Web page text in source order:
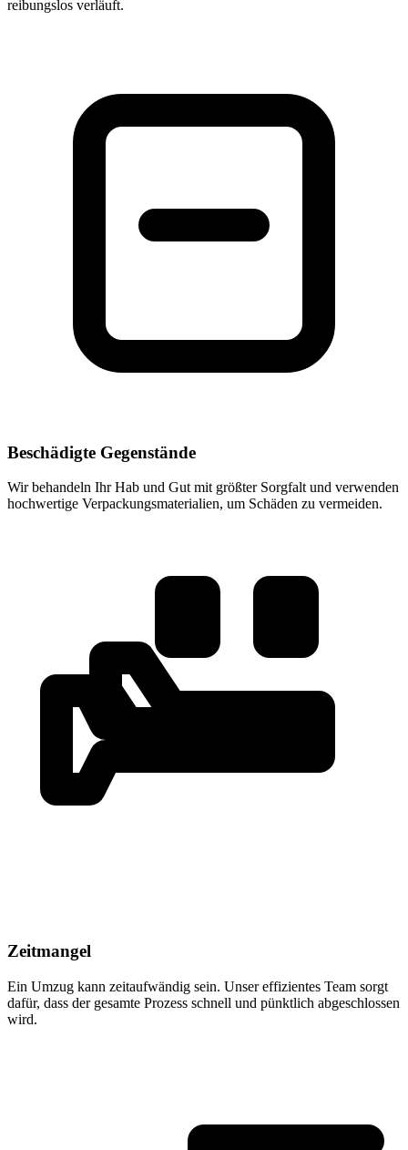
reibungslos verläuft.
Beschädigte Gegenstände
Wir behandeln Ihr Hab und Gut mit größter Sorgfalt und verwenden
hochwertige Verpackungsmaterialien, um Schäden zu vermeiden.
Zeitmangel
Ein Umzug kann zeitaufwändig sein. Unser effizientes Team sorgt
dafür, dass der gesamte Prozess schnell und pünktlich abgeschlossen
wird.